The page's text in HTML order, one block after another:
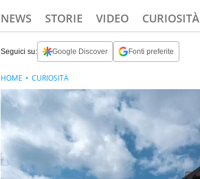
NEWS STORIE VIDEO CURIOSITÀ
Seguici su: Google Discover Fonti preferite
HOME CURIOSITÀ